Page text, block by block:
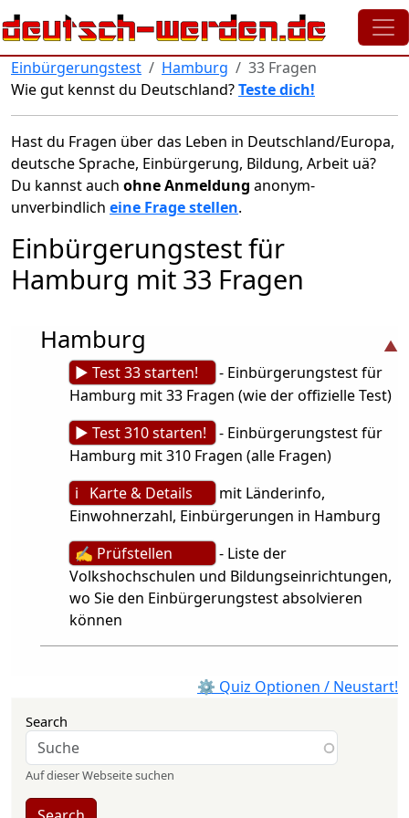
Direkt zum Inhalt
Einbürgerungstest Hamburg
33 Fragen
Wie gut kennst du Deutschland?Teste dich!
Hast du Fragen über das Leben in Deutschland/Europa,
deutsche Sprache, Einbürgerung, Bildung, Arbeit uä?
Du kannst auch ohne Anmeldung anonym-
unverbindlich eine Frage stellen.
Einbürgerungstest für
Hamburg mit 33 Fragen
Hamburg
► Test 33 starten!
- Einbürgerungstest für
Hamburg mit 33 Fragen (wie der offizielle Test)
► Test 310 starten!
- Einbürgerungstest für
Hamburg mit 310 Fragen (alle Fragen)
ℹ Karte & Details
mit Länderinfo,
Einwohnerzahl, Einbürgerungen in Hamburg
✍ Prüfstellen
- Liste der
Volkshochschulen und Bildungseinrichtungen,
wo Sie den Einbürgerungstest absolvieren
können
⚙ Quiz Optionen / Neustart!
Search
Auf dieser Webseite suchen